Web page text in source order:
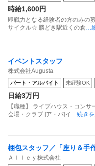
時給1,600円
即戦力となる経験者の方のみの
サイクル☆ 勝どき駅近くの倉…
イベントスタッフ
株式会社Augusta
パート・アルバイト 未経験OK
日給3万円
【職種】 ライブハウス・コン
会場・クラブ [ア・パ]イ …続きを
梱包スタッフ／「座り＆手
副業OK 週1日からOK 1日1
Ａｌｌｅｙ株式会社